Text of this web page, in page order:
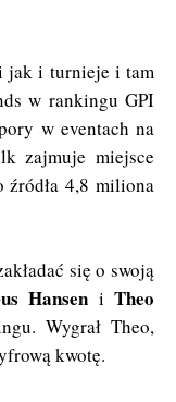
jak i turnieje i tam
w rankingu GPI
w eventach na
zajmuje miejsce
źródła 4,8 miliona
się o swoją
Hansen i Theo
Wygrał Theo,
kwotę.